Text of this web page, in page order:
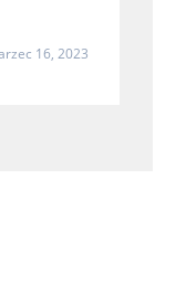
16, 2023